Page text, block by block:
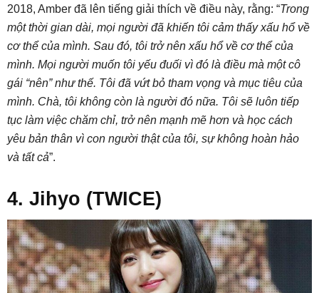
2018, Amber đã lên tiếng giải thích về điều này, rằng: “Trong
một thời gian dài, mọi người đã khiến tôi cảm thấy xấu hổ về
cơ thể của mình. Sau đó, tôi trở nên xấu hổ về cơ thể của
mình. Mọi người muốn tôi yếu đuối vì đó là điều mà một cô
gái “nên” như thế. Tôi đã vứt bỏ tham vọng và mục tiêu của
mình. Chà, tôi không còn là người đó nữa. Tôi sẽ luôn tiếp
tục làm việc chăm chỉ, trở nên mạnh mẽ hơn và học cách
yêu bản thân vì con người thật của tôi, sự không hoàn hảo
và tất cả”.
4. Jihyo (TWICE)